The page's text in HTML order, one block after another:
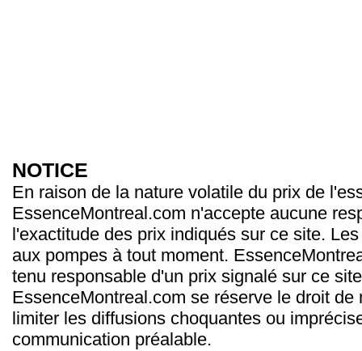
NOTICE
En raison de la nature volatile du prix de
EssenceMontreal.com n'accepte aucune
l'exactitude des prix indiqués sur ce site.
aux pompes à tout moment.
tenu responsable d'un prix signalé sur ce
EssenceMontreal.com se réserve le droit de
limiter les diffusions choquantes ou
communication préalable.